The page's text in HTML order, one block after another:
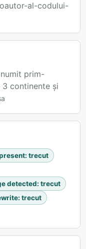
al-codului-
prim-
3 continente și
: trecut
detected: trecut
: trecut